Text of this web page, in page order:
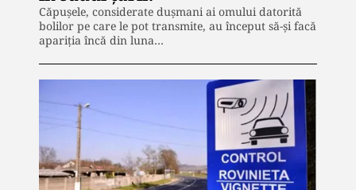
Căpușele, considerate dușmani ai omului datorită
bolilor pe care le pot transmite, au început să-și facă
apariția încă din luna…